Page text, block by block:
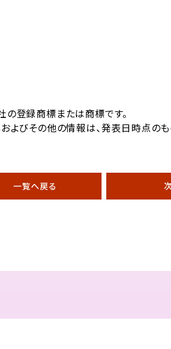
登録商標または商標です。
よびその他の情報は、発表日時点の
一覧へ戻る